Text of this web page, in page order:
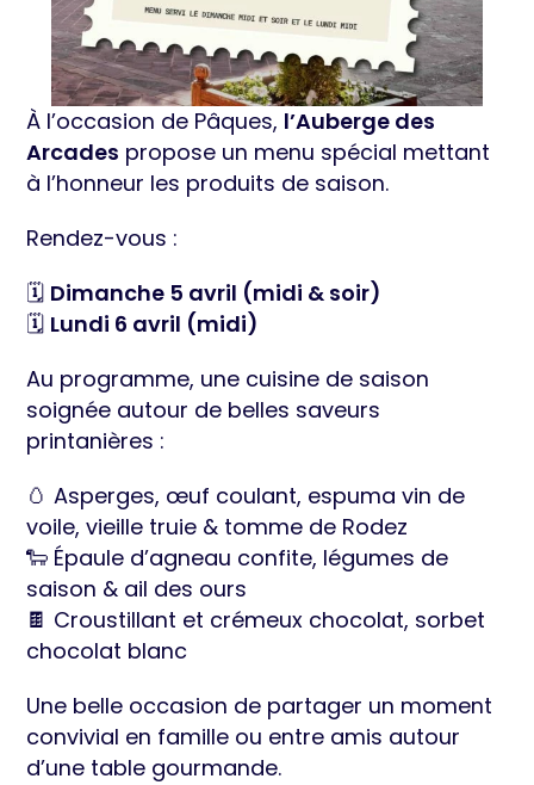
À l’occasion de Pâques, l’Auberge des
Arcades propose un menu spécial mettant
à l’honneur les produits de saison.
Rendez-vous :
🗓️ Dimanche 5 avril (midi & soir)
🗓️ Lundi 6 avril (midi)
Au programme, une cuisine de saison
soignée autour de belles saveurs
printanières :
🥚 Asperges, œuf coulant, espuma vin de
voile, vieille truie & tomme de Rodez
🐑 Épaule d’agneau confite, légumes de
saison & ail des ours
🍫 Croustillant et crémeux chocolat, sorbet
chocolat blanc
Une belle occasion de partager un moment
convivial en famille ou entre amis autour
d’une table gourmande.